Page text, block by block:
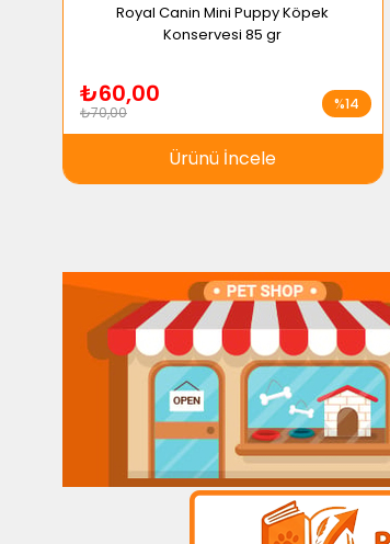
Royal Canin Mini Puppy Köpek
Konservesi 85 gr
₺60,00
₺70,00
Ürünü İncele
%14